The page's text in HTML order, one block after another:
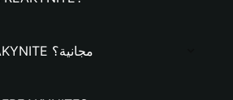
هل محفظة FREAKYNITE مجانية؟